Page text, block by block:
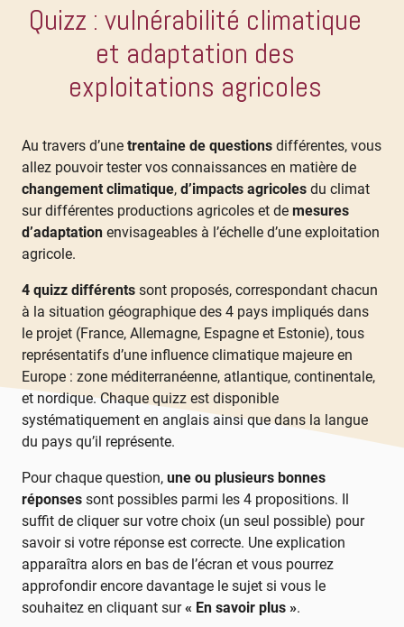
Quizz : vulnérabilité climatique
et adaptation des
exploitations agricoles
Au travers d’une trentaine de questions différentes, vous
allez pouvoir tester vos connaissances en matière de
changement climatique, d’impacts agricoles du climat
sur différentes productions agricoles et de mesures
d’adaptation envisageables à l’échelle d’une exploitation
agricole.
4 quizz différents sont proposés, correspondant chacun
à la situation géographique des 4 pays impliqués dans
le projet (France, Allemagne, Espagne et Estonie), tous
représentatifs d’une influence climatique majeure en
Europe : zone méditerranéenne, atlantique, continentale,
et nordique. Chaque quizz est disponible
systématiquement en anglais ainsi que dans la langue
du pays qu’il représente.
Pour chaque question, une ou plusieurs bonnes
réponses sont possibles parmi les 4 propositions. Il
suffit de cliquer sur votre choix (un seul possible) pour
savoir si votre réponse est correcte. Une explication
apparaîtra alors en bas de l’écran et vous pourrez
approfondir encore davantage le sujet si vous le
souhaitez en cliquant sur« En savoir plus ».